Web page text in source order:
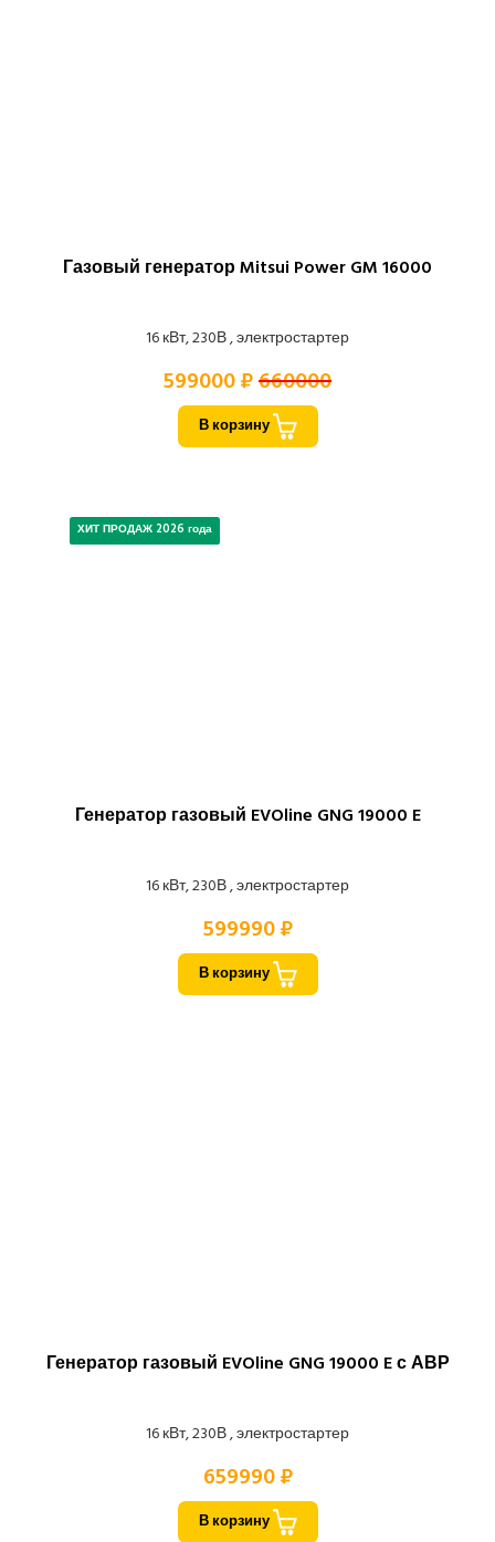
Газовый генератор Mitsui Power GM 16000
16 кВт, 230В , электростартер
599000 ₽660000
В корзину
ХИТ ПРОДАЖ 2026 года
Генератор газовый EVOline GNG 19000 E
16 кВт, 230В , электростартер
599990 ₽
В корзину
Генератор газовый EVOline GNG 19000 E с АВР
16 кВт, 230В , электростартер
659990 ₽
В корзину